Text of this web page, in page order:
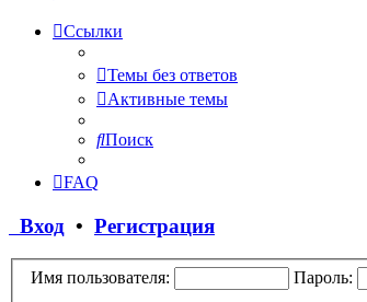
Ссылки
Темы без ответов
Активные темы
Поиск
FAQ
Вход • Регистрация
Имя пользователя: Пароль: